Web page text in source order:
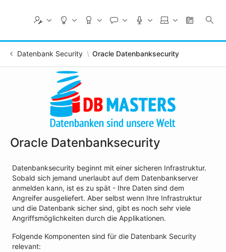
Datenbank Security Oracle Datenbanksecurity
Oracle Datenbanksecurity
Datenbanksecurity beginnt mit einer sicheren Infrastruktur.
Sobald sich jemand unerlaubt auf dem Datenbankserver
anmelden kann, ist es zu spät - Ihre Daten sind dem
Angreifer ausgeliefert. Aber selbst wenn Ihre Infrastruktur
und die Datenbank sicher sind, gibt es noch sehr viele
Angriffsmöglichkeiten durch die Applikationen.
Folgende Komponenten sind für die Datenbank Security
relevant: